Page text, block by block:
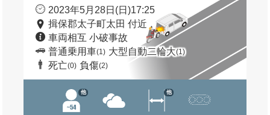
2023年5月28日(日)17:25
揖保郡太子町太田 付近
車両相互 小破事故
普通乗用車(1) 大型自動二輪大(1)
死亡(0) 負傷(2)
他 他